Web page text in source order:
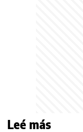
Leé más